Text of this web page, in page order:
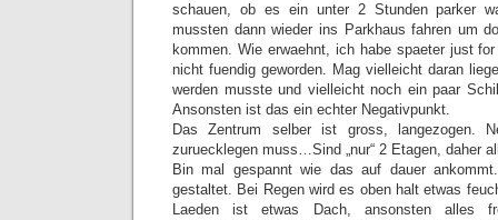
schauen, ob es ein unter 2 Stunden parker
mussten dann wieder ins Parkhaus fahren um
kommen. Wie erwaehnt, ich habe spaeter just
nicht fuendig geworden. Mag vielleicht daran
werden musste und vielleicht noch ein paar
Ansonsten ist das ein echter Negativpunkt.
Das Zentrum selber ist gross, langezogen.
zuruecklegen muss…Sind „nur“ 2 Etagen, daher
Bin mal gespannt wie das auf dauer
gestaltet. Bei Regen wird es oben halt etwas
Laeden ist etwas Dach, ansonsten